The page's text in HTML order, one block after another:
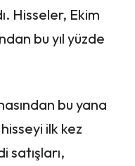
Hisseler, Ekim
bu yıl yüzde
bu yana
ilk kez
satışları,